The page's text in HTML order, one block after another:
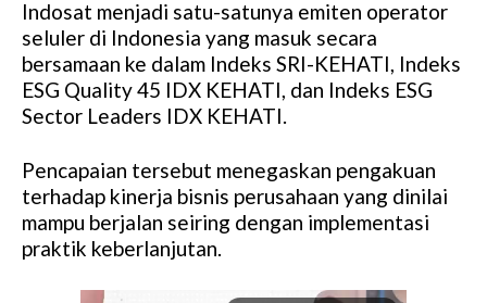
Indosat menjadi satu-satunya emiten operator
seluler di Indonesia yang masuk secara
bersamaan ke dalam Indeks SRI-KEHATI, Indeks
ESG Quality 45 IDX KEHATI, dan Indeks ESG
Sector Leaders IDX KEHATI.
Pencapaian tersebut menegaskan pengakuan
terhadap kinerja bisnis perusahaan yang dinilai
mampu berjalan seiring dengan implementasi
praktik keberlanjutan.